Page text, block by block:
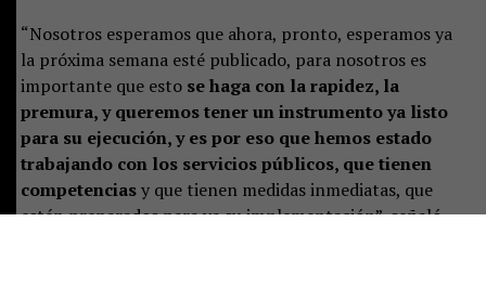
“Nosotros esperamos que ahora, pronto, esperamos ya
la próxima semana esté publicado, para nosotros es
importante que esto se haga con la rapidez, la
premura, y queremos tener un instrumento ya listo
para su ejecución, y es por eso que hemos estado
trabajando con los servicios públicos, que tienen
competenciasy que tienen medidas inmediatas, que
estén preparados para ya su implementación”, señaló.